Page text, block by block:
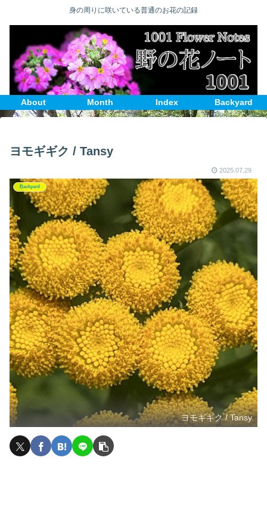
身の周りに咲いている普通のお花の記録
About Month Index Backyard
ヨモギギク / Tansy
2025.07.29
Backyard
ヨモギギク / Tansy